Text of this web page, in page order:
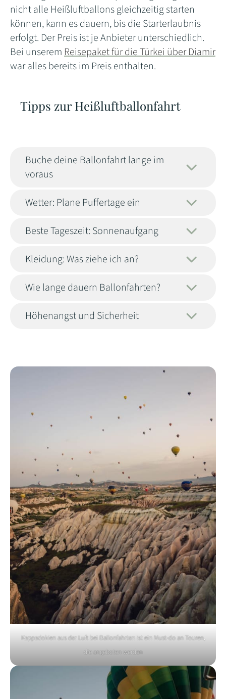
nicht alle Heißluftballons gleichzeitig starten
können, kann es dauern, bis die Starterlaubnis
erfolgt. Der Preis ist je Anbieter unterschiedlich.
Bei unseremReisepaket für die Türkei über Diamir
war alles bereits im Preis enthalten.
Tipps zur Heißluftballonfahrt
Buche deine Ballonfahrt lange im
voraus
Wetter: Plane Puffertage ein
Beste Tageszeit: Sonnenaufgang
Kleidung: Was ziehe ich an?
Wie lange dauern Ballonfahrten?
Höhenangst und Sicherheit
Kappadokien aus der Luft bei Ballonfahrten ist ein Must-do an Touren,
die angeboten werden